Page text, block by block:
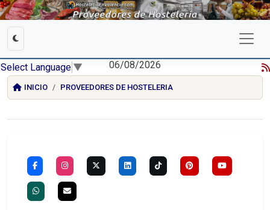
Select Language ▼ 06/08/2026
INICIO PROVEEDORES DE HOSTELERIA